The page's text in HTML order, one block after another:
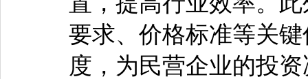
要求、价格标准等关
度，为民营企业的投